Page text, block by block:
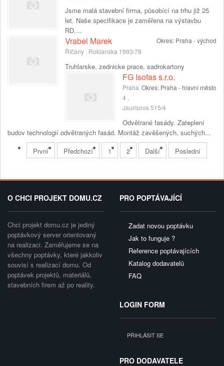
Jsme malá stavební firma, působící na trhu již 25
let. Naše specifikace je zaměřena na výstavbu
RD,...
Vrabel Marek Okres: Praha - východ
Říčany , Roklanska 1993/78
Truhlarske, zednicke prace, sadrokartony
FG Isofas s.r.o.
Okres: Praha - hlavní město
Praha
4 ,
Jaurisova 515/4
Odvětrané fasády. Zateplení
budov technologií odvětraných fasád. Montáž zavěšených, suchých...
První
Předchozí 1 2 Další Poslední
O CHCI PROJEKT DOMU.CZ
Chci projekt domu.cz je jediný
poptávkový server orientovaný
na realizaci. Zaměřujeme se na
všechny poptávky, které jakkoliv
souvisí s realizací domu. Od
poptávek projektů, materiálů,
stavebních firem až po reality.
PRO POPTÁVAJÍCÍ
Zadat novou poptávku
Jak to funguje ?
Reference poptávajících
Katalog dodavatelů
FAQ
LOGIN FORM
PŘIHLÁSIT SE
PRO DODAVATELE